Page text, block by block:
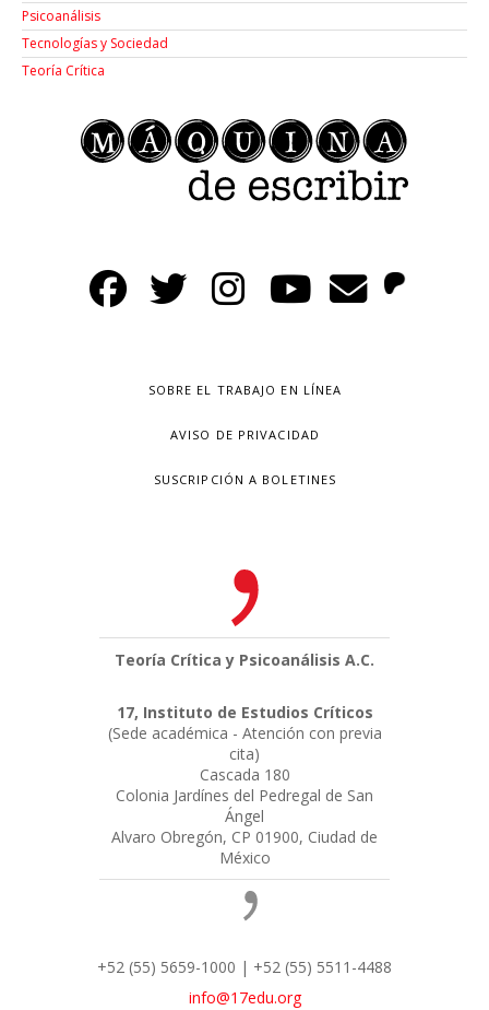
Psicoanálisis
Tecnologías y Sociedad
Teoría Crítica
SOBRE EL TRABAJO EN LÍNEA
AVISO DE PRIVACIDAD
SUSCRIPCIÓN A BOLETINES
Teoría Crítica y Psicoanálisis A.C.
17, Instituto de Estudios Críticos
(Sede académica - Atención con previa
cita)
Cascada 180
Colonia Jardínes del Pedregal de San
Ángel
Alvaro Obregón, CP 01900, Ciudad de
México
+52 (55) 5659-1000 | +52 (55) 5511-4488
info@17edu.org